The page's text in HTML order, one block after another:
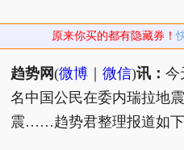
原来你买的都有隐藏券！
趋势网(微博 ｜微信)讯：今
名中国公民在委内瑞拉地
震……趋势君整理报道如下